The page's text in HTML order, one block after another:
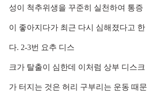
성이 척추위생을 꾸준히 실천하여 통증
이 좋아지다가 최근 다시 심해졌다고 한
다. 2-3번 요추 디스
크가 탈출이 심한데 이처럼 상부 디스크
가 터지는 것은 허리 구부리는 운동 때문